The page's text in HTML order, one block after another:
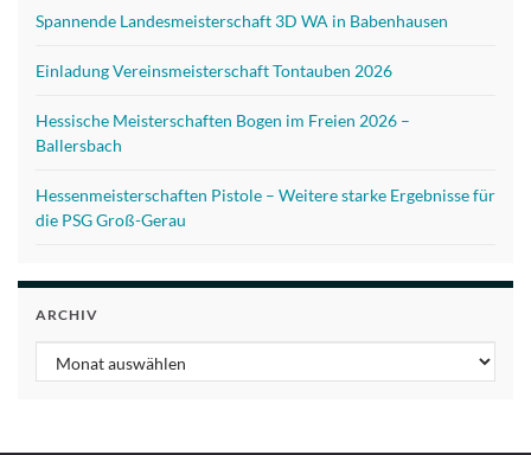
Spannende Landesmeisterschaft 3D WA in Babenhausen
Einladung Vereinsmeisterschaft Tontauben 2026
Hessische Meisterschaften Bogen im Freien 2026 –
Ballersbach
Hessenmeisterschaften Pistole – Weitere starke Ergebnisse für
die PSG Groß-Gerau
ARCHIV
Archiv